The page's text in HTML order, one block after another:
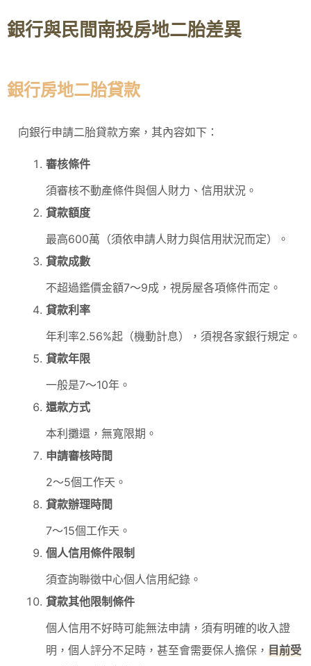
銀行與民間南投房地二胎差異
銀行房地二胎貸款
向銀行申請二胎貸款方案，其內容如下：
審核條件
須審核不動產條件與個人財力、信用狀況。
貸款額度
最高600萬（須依申請人財力與信用狀況而定）。
貸款成數
不超過鑑價金額7～9成，視房屋各項條件而定。
貸款利率
年利率2.56%起（機動計息），須視各家銀行規定。
貸款年限
一般是7～10年。
還款方式
本利攤還，無寬限期。
申請審核時間
2～5個工作天。
貸款辦理時間
7～15個工作天。
個人信用條件限制
須查詢聯徵中心個人信用紀錄。
貸款其他限制條件
個人信用不好時可能無法申請，須有明確的收入證
明，個人評分不足時，甚至會需要保人擔保， 目前受